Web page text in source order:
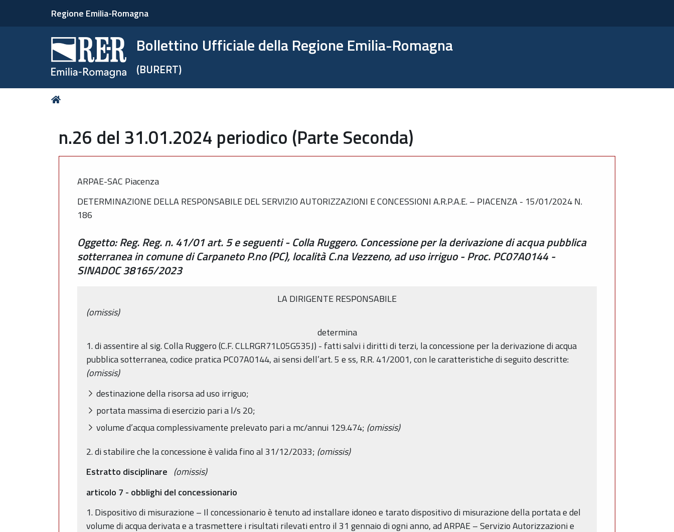
Regione Emilia-Romagna
Bollettino Ufficiale della Regione Emilia-Romagna
(BURERT)
Tu
n.26 del 31.01.2024 periodico (Parte Seconda)
ARPAE-SAC Piacenza
DETERMINAZIONE DELLA RESPONSABILE DEL SERVIZIO AUTORIZZAZIONI E CONCESSIONI A.R.P.A.E. – PIACENZA - 15/01/2024 N.
186
Oggetto: Reg. Reg. n. 41/01 art. 5 e seguenti - Colla Ruggero. Concessione per la derivazione di acqua pubblica
sotterranea in comune di Carpaneto P.no (PC), località C.na Vezzeno, ad uso irriguo - Proc. PC07A0144 -
SINADOC 38165/2023
LA DIRIGENTE RESPONSABILE
(omissis)
determina
1. di assentire al sig. Colla Ruggero (C.F. CLLRGR71L05G535J) - fatti salvi i diritti di terzi, la concessione per la derivazione di acqua
pubblica sotterranea, codice pratica PC07A0144, ai sensi dell’art. 5 e ss, R.R. 41/2001, con le caratteristiche di seguito descritte:
(omissis)
destinazione della risorsa ad uso irriguo;
portata massima di esercizio pari a l/s 20;
volume d’acqua complessivamente prelevato pari a mc/annui 129.474; (omissis)
2. di stabilire che la concessione è valida fino al 31/12/2033; (omissis)
Estratto disciplinare (omissis)
articolo 7 - obblighi del concessionario
1. Dispositivo di misurazione – Il concessionario è tenuto ad installare idoneo e tarato dispositivo di misurazione della portata e del
volume di acqua derivata e a trasmettere i risultati rilevati entro il 31 gennaio di ogni anno, ad ARPAE – Servizio Autorizzazioni e